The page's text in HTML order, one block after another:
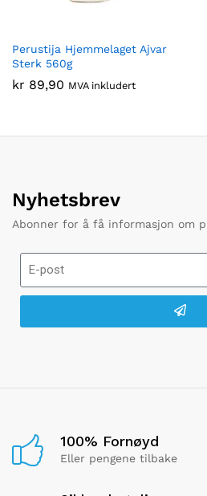
Perustija Hjemmelaget Ajvar
Sterk 560g
kr 89,90 MVA inkludert
Nyhetsbrev
Abonner for å få informasjon om
100% Fornøyd
Eller pengene tilbake